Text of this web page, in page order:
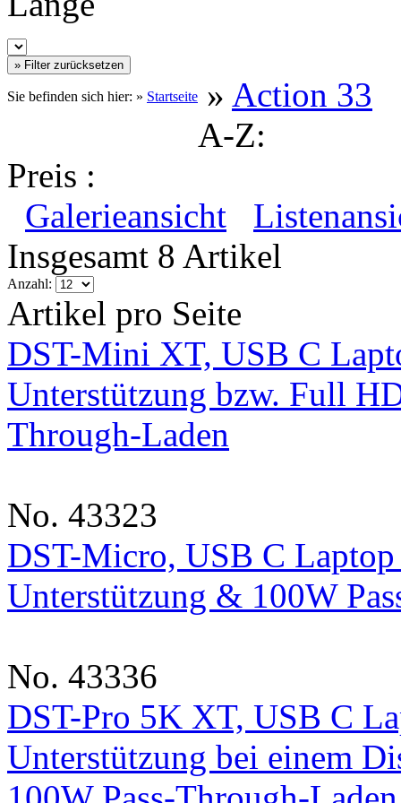
Sie befinden sich hier: » Startseite » Action 33
A-Z:
Preis :
Galerieansicht
Insgesamt 8 Artikel
Anzahl:
Artikel pro Seite
DST-Mini XT, USB C
Unterstützung bzw. Full
Through-Laden
No. 43323
DST-Micro, USB C
Unterstützung & 100W
No. 43336
DST-Pro 5K XT, USB C
Unterstützung bei einem